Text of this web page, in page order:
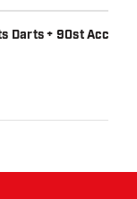
Darts + 90st